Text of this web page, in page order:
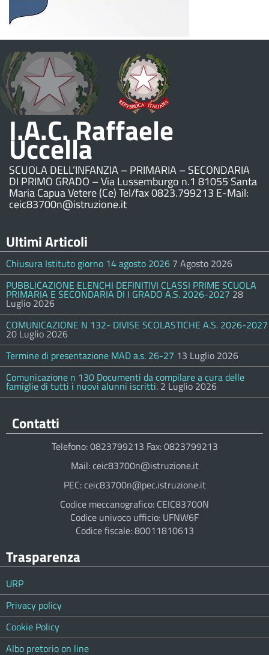
I.A.C. Raffaele
Uccella
SCUOLA DELL’INFANZIA – PRIMARIA – SECONDARIA
DI PRIMO GRADO – Via Lussemburgo n.1 81055 Santa
Maria Capua Vetere (Ce) Tel/fax 0823.799213 E-Mail:
ceic83700n@istruzione.it
Ultimi Articoli
Chiusura Istituto giorno 14 agosto 2026 7 Agosto 2026
PUBBLICAZIONE ELENCHI DEFINITIVI CLASSI PRIME SCUOLA
PRIMARIA E SECONDARIA DI I GRADO A.S. 2026-2027 28
Luglio 2026
COMUNICAZIONE N 132- DIVISE SCOLASTICHE A.S. 2026-2027
20 Luglio 2026
Termine di presentazione MAD a.s. 26-27 13 Luglio 2026
Comunicazione n 130 Documenti da compilare a cura delle
famiglie di tutti i nuovi alunni iscritti. 2 Luglio 2026
Contatti
Telefono: 0823799213 Fax: 0823799213
Mail: ceic83700n@istruzione.it
PEC: ceic83700n@pec.istruzione.it
Codice meccanografico: CEIC83700N
Codice univoco ufficio: UFNW6F
Codice fiscale: 80011810613
Trasparenza
URP
Privacy policy
Cookie Policy
Albo pretorio on line